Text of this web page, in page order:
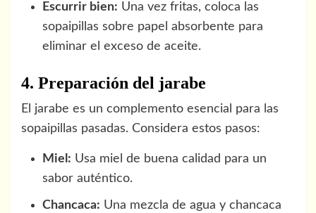
Escurrir bien: Una vez fritas, coloca las
sopaipillas sobre papel absorbente para
eliminar el exceso de aceite.
4. Preparación del jarabe
El jarabe es un complemento esencial para las
sopaipillas pasadas. Considera estos pasos:
Miel: Usa miel de buena calidad para un
sabor auténtico.
Chancaca: Una mezcla de agua y chancaca